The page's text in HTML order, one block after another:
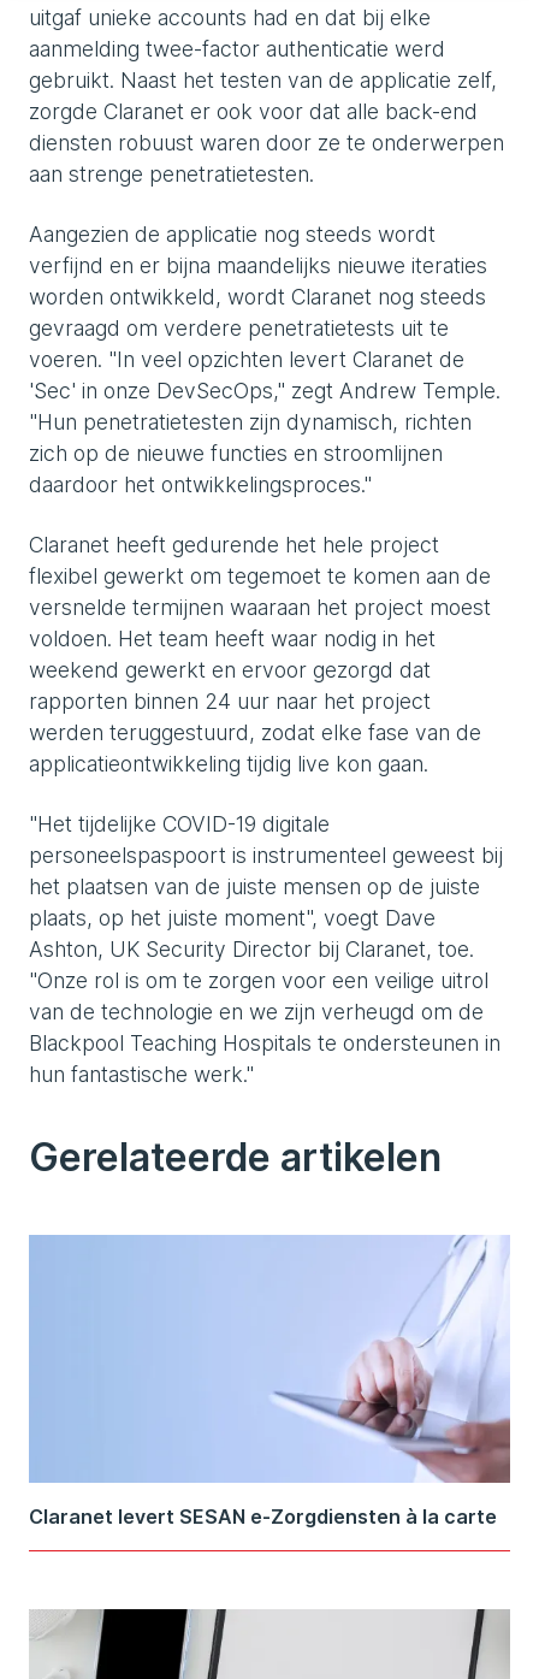
uitgaf unieke accounts had en dat bij elke
aanmelding twee-factor authenticatie werd
gebruikt. Naast het testen van de applicatie zelf,
zorgde Claranet er ook voor dat alle back-end
diensten robuust waren door ze te onderwerpen
aan strenge penetratietesten.
Aangezien de applicatie nog steeds wordt
verfijnd en er bijna maandelijks nieuwe iteraties
worden ontwikkeld, wordt Claranet nog steeds
gevraagd om verdere penetratietests uit te
voeren. "In veel opzichten levert Claranet de
'Sec' in onze DevSecOps," zegt Andrew Temple.
"Hun penetratietesten zijn dynamisch, richten
zich op de nieuwe functies en stroomlijnen
daardoor het ontwikkelingsproces."
Claranet heeft gedurende het hele project
flexibel gewerkt om tegemoet te komen aan de
versnelde termijnen waaraan het project moest
voldoen. Het team heeft waar nodig in het
weekend gewerkt en ervoor gezorgd dat
rapporten binnen 24 uur naar het project
werden teruggestuurd, zodat elke fase van de
applicatieontwikkeling tijdig live kon gaan.
"Het tijdelijke COVID-19 digitale
personeelspaspoort is instrumenteel geweest bij
het plaatsen van de juiste mensen op de juiste
plaats, op het juiste moment", voegt Dave
Ashton, UK Security Director bij Claranet, toe.
"Onze rol is om te zorgen voor een veilige uitrol
van de technologie en we zijn verheugd om de
Blackpool Teaching Hospitals te ondersteunen in
hun fantastische werk."
Gerelateerde artikelen
Claranet levert SESAN e-Zorgdiensten à la carte